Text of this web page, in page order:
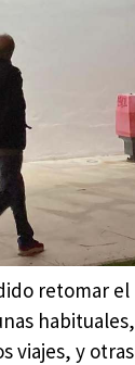
retomar
viajes, y otras